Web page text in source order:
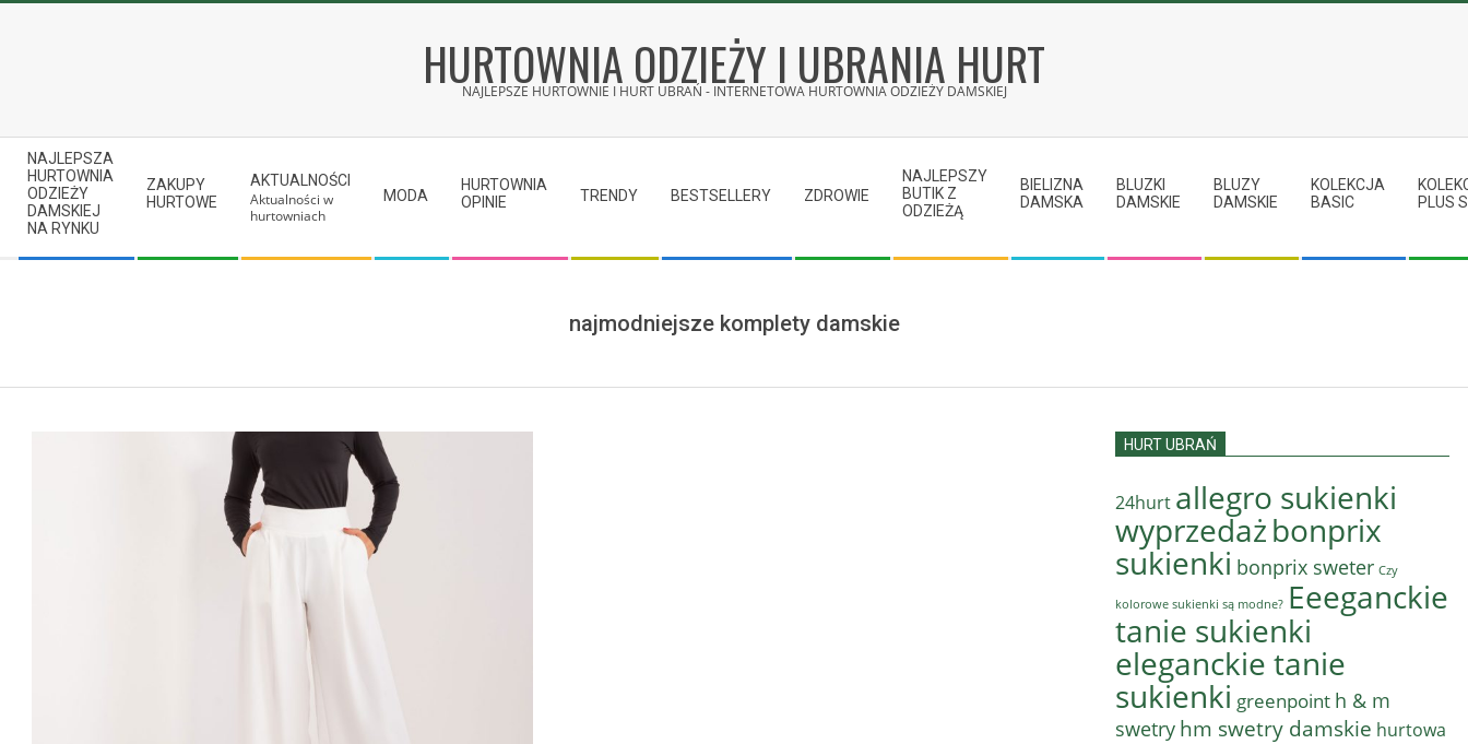
HURTOWNIA ODZIEŻY I UBRANIA HURT
NAJLEPSZE HURTOWNIE I HURT UBRAŃ - INTERNETOWA HURTOWNIA ODZIEŻY DAMSKIEJ
Secondary
Navigation
Menu
NAJLEPSZA
HURTOWNIA
ODZIEŻY
DAMSKIEJ
NA RYNKU
ZAKUPY
HURTOWE
AKTUALNOŚCI
Aktualności w
hurtowniach
MODA
HURTOWNIA
OPINIE
TRENDY BESTSELLERY ZDROWIE
NAJLEPSZY
BUTIK Z
ODZIEŻĄ
BIELIZNA
DAMSKA
BLUZKI
DAMSKIE
BLUZY
DAMSKIE
KOLEKCJA
BASIC
PLUS
najmodniejsze komplety damskie
HURT UBRAŃ
24hurt allegro sukienki
wyprzedażbonprix
sukienki bonprix sweter Czy
kolorowe sukienki są modne? Eeeganckie
tanie sukienki
eleganckie tanie
sukienki greenpoint h & m
swetry hm swetry damskie hurtowa